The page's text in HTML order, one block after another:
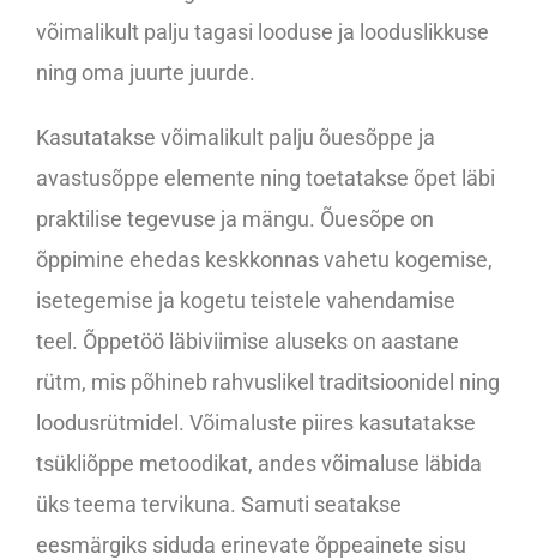
võimalikult palju tagasi looduse ja looduslikkuse
ning oma juurte juurde.
Kasutatakse võimalikult palju õuesõppe ja
avastusõppe elemente ning toetatakse õpet läbi
praktilise tegevuse ja mängu. Õuesõpe on
õppimine ehedas keskkonnas vahetu kogemise,
isetegemise ja kogetu teistele vahendamise
teel. Õppetöö läbiviimise aluseks on aastane
rütm, mis põhineb rahvuslikel traditsioonidel ning
loodusrütmidel. Võimaluste piires kasutatakse
tsükliõppe metoodikat, andes võimaluse läbida
üks teema tervikuna. Samuti seatakse
eesmärgiks siduda erinevate õppeainete sisu